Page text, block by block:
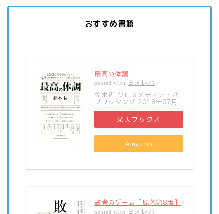
おすすめ書籍
最高の体調
posted with ヨメレバ
鈴木祐 クロスメディア・パ
ブリッシング 2018年07月
楽天ブックス
Amazon
敗者のゲーム［原著第8版］
posted with ヨメレバ